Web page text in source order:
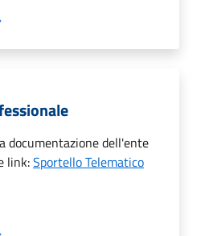
documentazione dell'ente
link:Sportello Telematico